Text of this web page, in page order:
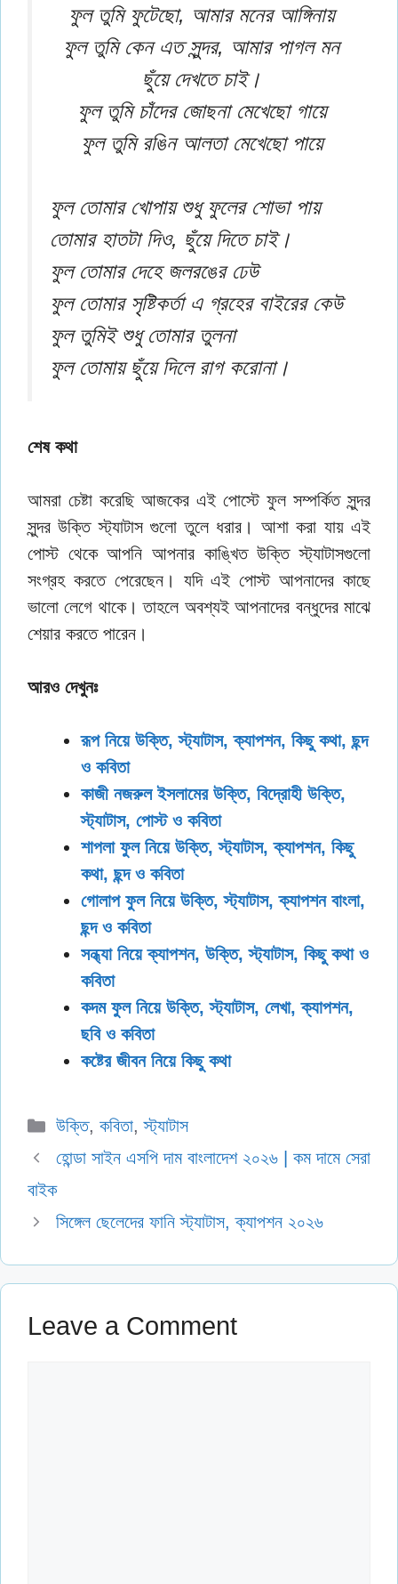
ফুল তুমি ফুটেছো, আমার মনের আঙ্গিনায়
ফুল তুমি কেন এত সুন্দর, আমার পাগল মন
ছুঁয়ে দেখতে চাই।
ফুল তুমি চাঁদের জোছনা মেখেছো গায়ে
ফুল তুমি রঙিন আলতা মেখেছো পায়ে
ফুল তোমার খোপায় শুধু ফুলের শোভা পায়
তোমার হাতটা দিও, ছুঁয়ে দিতে চাই।
ফুল তোমার দেহে জলরঙের ঢেউ
ফুল তোমার সৃষ্টিকর্তা এ গ্রহের বাইরের কেউ
ফুল তুমিই শুধু তোমার তুলনা
ফুল তোমায় ছুঁয়ে দিলে রাগ করোনা।
শেষ কথা
আমরা চেষ্টা করেছি আজকের এই পোস্টে ফুল সম্পর্কিত সুন্দর
সুন্দর উক্তি স্ট্যাটাস গুলো তুলে ধরার। আশা করা যায় এই
পোস্ট থেকে আপনি আপনার কাঙ্খিত উক্তি স্ট্যাটাসগুলো
সংগ্রহ করতে পেরেছেন। যদি এই পোস্ট আপনাদের কাছে
ভালো লেগে থাকে। তাহলে অবশ্যই আপনাদের বন্ধুদের মাঝে
শেয়ার করতে পারেন।
আরও দেখুনঃ
রূপ নিয়ে উক্তি, স্ট্যাটাস, ক্যাপশন, কিছু কথা, ছন্দ
ও কবিতা
কাজী নজরুল ইসলামের উক্তি, বিদ্রোহী উক্তি,
স্ট্যাটাস, পোস্ট ও কবিতা
শাপলা ফুল নিয়ে উক্তি, স্ট্যাটাস, ক্যাপশন, কিছু
কথা, ছন্দ ও কবিতা
গোলাপ ফুল নিয়ে উক্তি, স্ট্যাটাস, ক্যাপশন বাংলা,
ছন্দ ও কবিতা
সন্ধ্যা নিয়ে ক্যাপশন, উক্তি, স্ট্যাটাস, কিছু কথা ও
কবিতা
কদম ফুল নিয়ে উক্তি, স্ট্যাটাস, লেখা, ক্যাপশন,
ছবি ও কবিতা
কষ্টের জীবন নিয়ে কিছু কথা
Categories
উক্তি, কবিতা,স্ট্যাটাস
হোন্ডা সাইন এসপি দাম বাংলাদেশ ২০২৬ | কম দামে সেরা
বাইক
সিঙ্গেল ছেলেদের ফানি স্ট্যাটাস, ক্যাপশন ২০২৬
Leave a Comment